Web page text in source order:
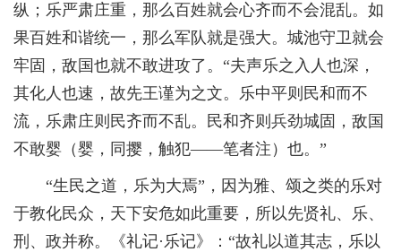
纵；乐严肃庄重，那么百姓就会心齐而不会混乱。如
果百姓和谐统一，那么军队就是强大。城池守卫就会
牢固，敌国也就不敢进攻了。“夫声乐之入人也深，
其化人也速，故先王谨为之文。乐中平则民和而不
流，乐肃庄则民齐而不乱。民和齐则兵劲城固，敌国
不敢婴（婴，同撄，触犯——笔者注）也。”
“生民之道，乐为大焉”，因为雅、颂之类的乐对
于教化民众，天下安危如此重要，所以先贤礼、乐、
刑、政并称。《礼记·乐记》：“故礼以道其志，乐以